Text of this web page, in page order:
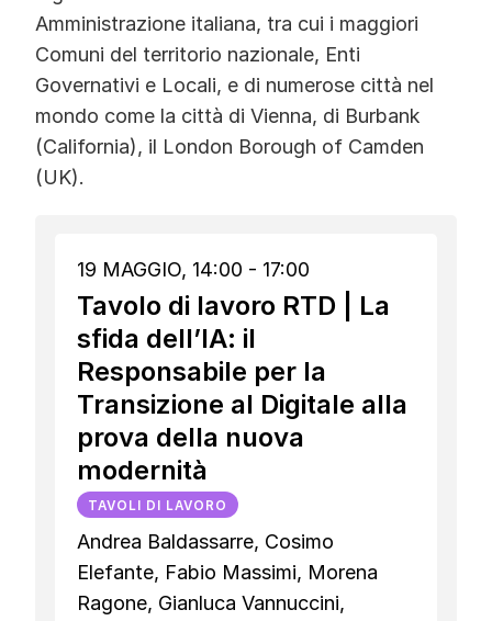
Amministrazione italiana, tra cui i maggiori
Comuni del territorio nazionale, Enti
Governativi e Locali, e di numerose città nel
mondo come la città di Vienna, di Burbank
(California), il London Borough of Camden
(UK).
19 MAGGIO, 14:00 - 17:00
Tavolo di lavoro RTD | La
sfida dell’IA: il
Responsabile per la
Transizione al Digitale alla
prova della nuova
modernità
TAVOLI DI LAVORO
Andrea Baldassarre, Cosimo
Elefante, Fabio Massimi, Morena
Ragone, Gianluca Vannuccini,